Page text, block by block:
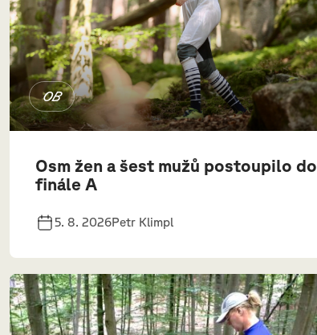
OB
Osm žen a šest mužů postoupilo do
finále A
5. 8. 2026Petr Klimpl